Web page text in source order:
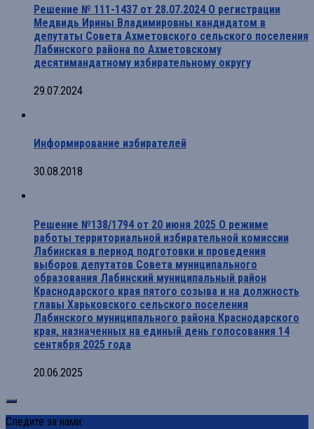
Решение № 111-1437 от 28.07.2024 О регистрации
Медвидь Ирины Владимировны кандидатом в
депутаты Совета Ахметовского сельского поселения
Лабинского района по Ахметовскому
десятимандатному избирательному округу
29.07.2024
Информирование избирателей
30.08.2018
Решение №138/1794 от 20 июня 2025 О режиме
работы территориальной избирательной комиссии
Лабинская в период подготовки и проведения
выборов депутатов Совета муниципального
образования Лабинский муниципальный район
Краснодарского края пятого созыва и на должность
главы Харьковского сельского поселения
Лабинского муниципального района Краснодарского
края, назначенных на единый день голосования 14
сентября 2025 года
20.06.2025
Следите за нами: